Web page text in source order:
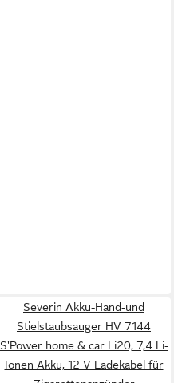
Severin Akku-Hand-und
Stielstaubsauger HV 7144
S'Power home & car Li20, 7,4 Li-
Ionen Akku, 12 V Ladekabel für